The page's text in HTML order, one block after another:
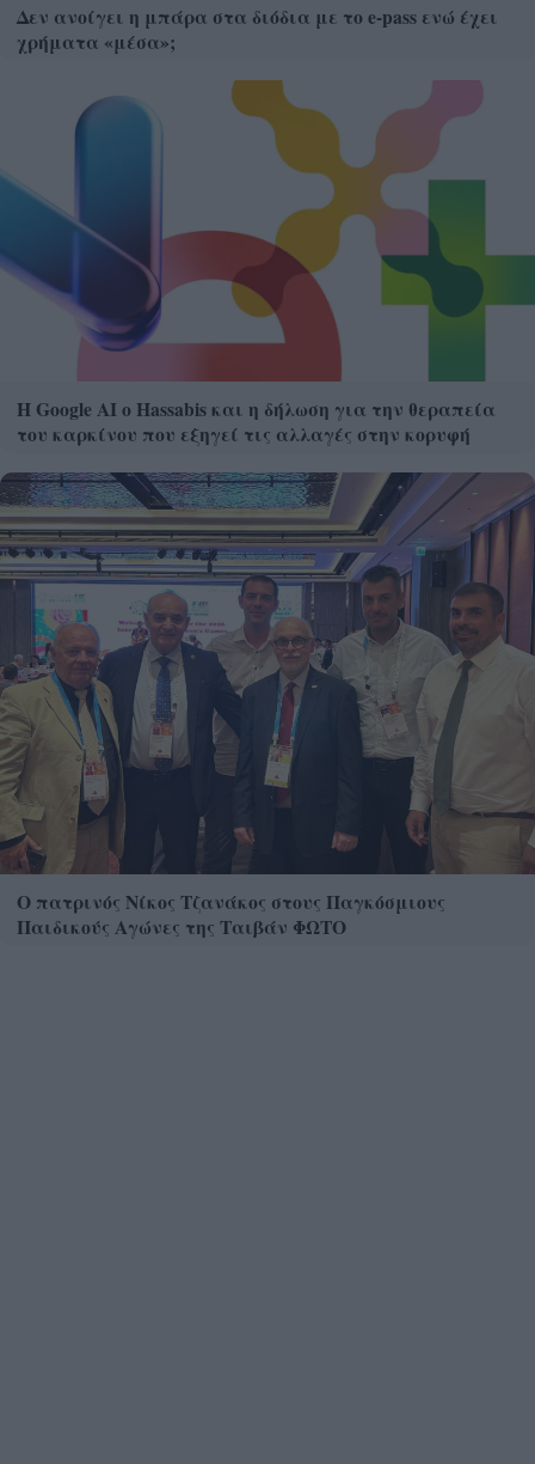
Δεν ανοίγει η μπάρα στα διόδια με το e-pass ενώ έχει
χρήματα «μέσα»;
Η Google ΑΙ ο Hassabis και η δήλωση για την θεραπεία
του καρκίνου που εξηγεί τις αλλαγές στην κορυφή
Ο πατρινός Νίκος Τζανάκος στους Παγκόσμιους
Παιδικούς Αγώνες της Ταιβάν ΦΩΤΟ